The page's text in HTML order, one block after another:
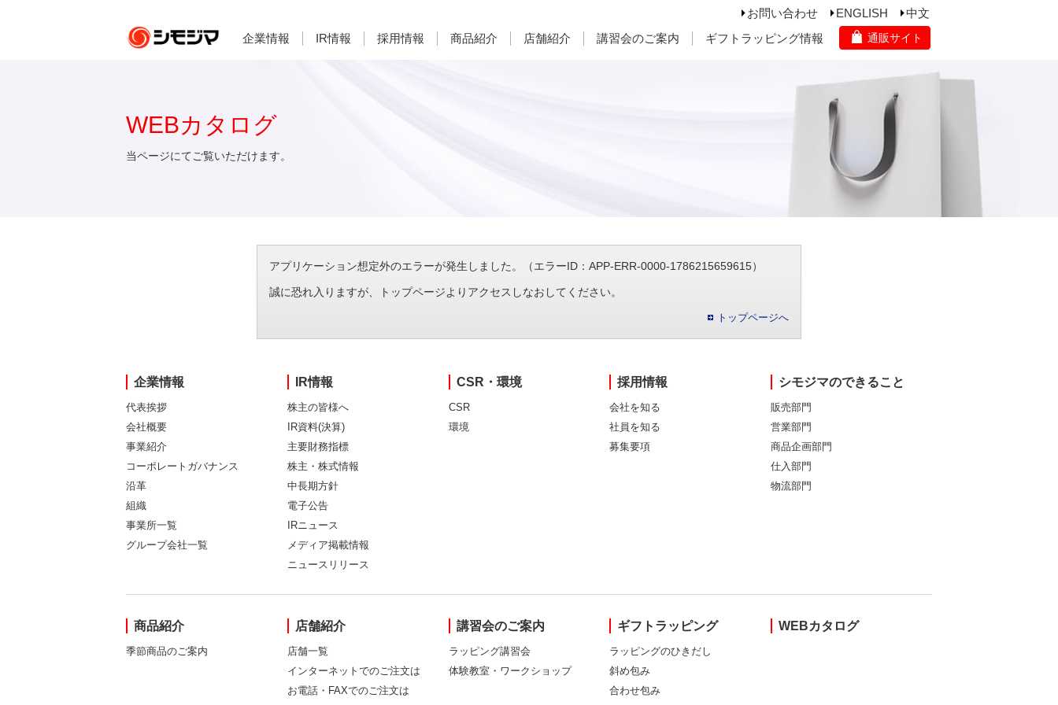
お問い合わせ ENGLISH
中文
企業情報
IR情報 採用情報 商品紹介 店舗紹介 講習会のご案内 ギフトラッピング情報 通販サイト
WEBカタログ
当ページにてご覧いただけます。
アプリケーション想定外のエラーが発生しました。（エラーID：APP-ERR-0000-1786215659615）
誠に恐れ入りますが、トップページよりアクセスしなおしてください。
トップページへ
企業情報
代表挨拶
会社概要
事業紹介
コーポレートガバナンス
沿革
組織
事業所一覧
グループ会社一覧
IR情報
株主の皆様へ
IR資料(決算)
主要財務指標
株主・株式情報
中長期方針
電子公告
IRニュース
メディア掲載情報
ニュースリリース
CSR・環境
CSR
環境
採用情報
会社を知る
社員を知る
募集要項
シモジマのできること
販売部門
営業部門
商品企画部門
仕入部門
物流部門
商品紹介
季節商品のご案内
店舗紹介
店舗一覧
インターネットでのご注文は
お電話・FAXでのご注文は
講習会のご案内
ラッピング講習会
体験教室・ワークショップ
ギフトラッピング
ラッピングのひきだし
斜め包み
合わせ包み
WEBカタログ